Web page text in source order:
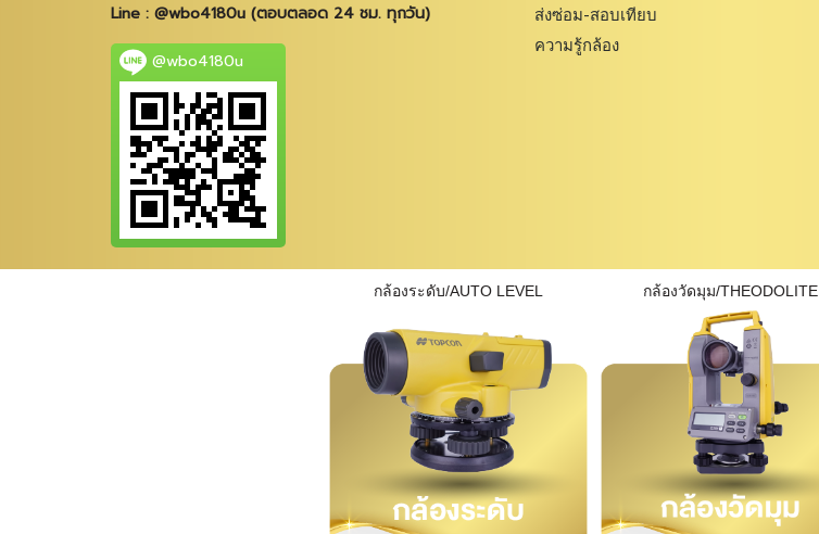
Line : @wbo4180u (ตอบตลอด 24 ชม. ทุกวัน)
@wbo4180u
ส่งซ่อม-สอบเทียบ
ความรู้กล้อง
กล้องระดับ/AUTO LEVEL กล้องวัดมุม/THEODOLITE